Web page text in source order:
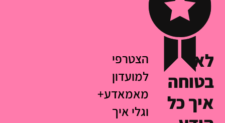
לא
בטוחה
איך כל
הצטרפי
למועדון
מאמאדע+
וגלי איך